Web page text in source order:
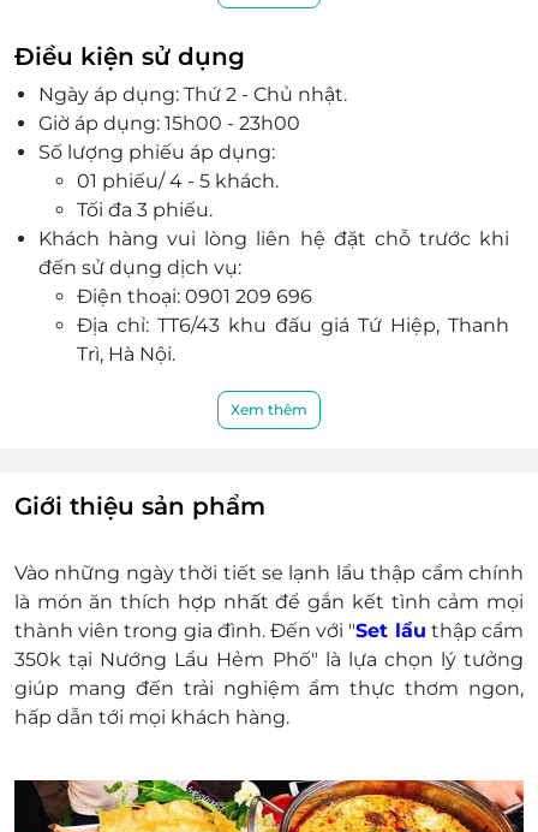
Ngao: 300 g
Ba chỉ bò: 100 g
Sụn non: 100 g
Rau, mì, nấm đi kèm.
Với đội ngũ nhân viên chuyên nghiệp, chu đáo,
nhiệt tình cùng chất lượng dịch vụ đẳng
cấp, Nướng Lẩu Hẻm Phố sẽ mang đến sự hài
lòng nhất đến cho mọi khách hàng.
Điều kiện sử dụng
Ngày áp dụng: Thứ 2 - Chủ nhật.
Giờ áp dụng: 15h00 - 23h00
Số lượng phiếu áp dụng:
01 phiếu/ 4 - 5 khách.
Tối đa 3 phiếu.
Khách hàng vui lòng liên hệ đặt chỗ trước khi
đến sử dụng dịch vụ:
Điện thoại: 0901 209 696
Địa chỉ: TT6/43 khu đấu giá Tứ Hiệp, Thanh
Trì, Hà Nội.
Xem thêm
Giới thiệu sản phẩm
Vào những ngày thời tiết se lạnh lẩu thập cẩm chính
là món ăn thích hợp nhất để gắn kết tình cảm mọi
thành viên trong gia đình. Đến với "Set lẩu thập cẩm
350k tại Nướng Lẩu Hẻm Phố" là lựa chọn lý tưởng
giúp mang đến trải nghiệm ẩm thực thơm ngon,
hấp dẫn tới mọi khách hàng.